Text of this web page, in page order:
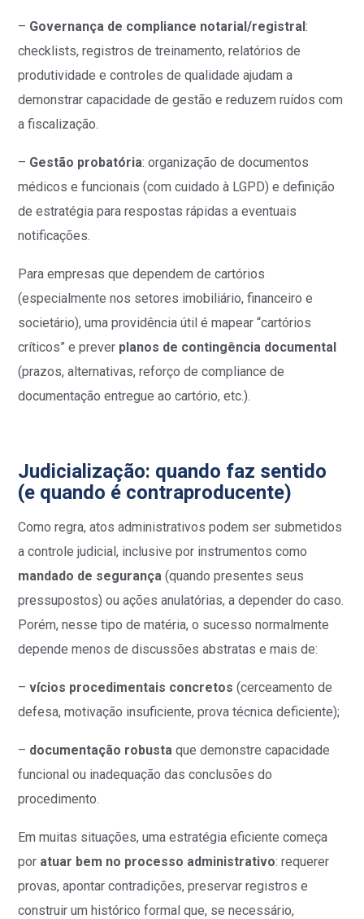
– Governança de compliance notarial/registral:
checklists, registros de treinamento, relatórios de
produtividade e controles de qualidade ajudam a
demonstrar capacidade de gestão e reduzem ruídos com
a fiscalização.
– Gestão probatória: organização de documentos
médicos e funcionais (com cuidado à LGPD) e definição
de estratégia para respostas rápidas a eventuais
notificações.
Para empresas que dependem de cartórios
(especialmente nos setores imobiliário, financeiro e
societário), uma providência útil é mapear “cartórios
críticos” e prever planos de contingência documental
(prazos, alternativas, reforço de compliance de
documentação entregue ao cartório, etc.).
Judicialização: quando faz sentido
(e quando é contraproducente)
Como regra, atos administrativos podem ser submetidos
a controle judicial, inclusive por instrumentos como
mandado de segurança (quando presentes seus
pressupostos) ou ações anulatórias, a depender do caso.
Porém, nesse tipo de matéria, o sucesso normalmente
depende menos de discussões abstratas e mais de:
–vícios procedimentais concretos (cerceamento de
defesa, motivação insuficiente, prova técnica deficiente);
– documentação robusta que demonstre capacidade
funcional ou inadequação das conclusões do
procedimento.
Em muitas situações, uma estratégia eficiente começa
por atuar bem no processo administrativo: requerer
provas, apontar contradições, preservar registros e
construir um histórico formal que, se necessário,